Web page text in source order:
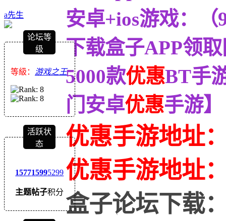
a先生
论坛等
级
等級： 游戏之王
活跃状
态
1577
主题
1599
帖子
5299
积分
安卓+ios游戏：
下载盒子APP领
5000款优惠BT手
门安卓优惠手游】
优惠手游地址
优惠手游地址
盒子论坛下载